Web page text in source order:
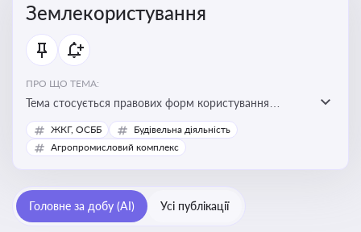
Землекористування
ПРО ЩО ТЕМА:
Тема стосується правових форм користування
землею, зокрема умов доступу, володіння та
користування земельними ділянками різних форм
ЖКГ, ОСББ
Будівельна діяльність
Агропромисловий комплекс
Головне за добу (AI) Усі публікації